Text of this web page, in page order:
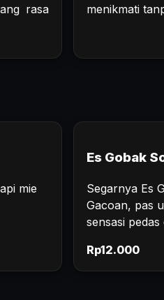
rasa
menikmati
mie
Es Gobak
Segarnya Es
Gacoan, pas
sensasi
Rp12.000